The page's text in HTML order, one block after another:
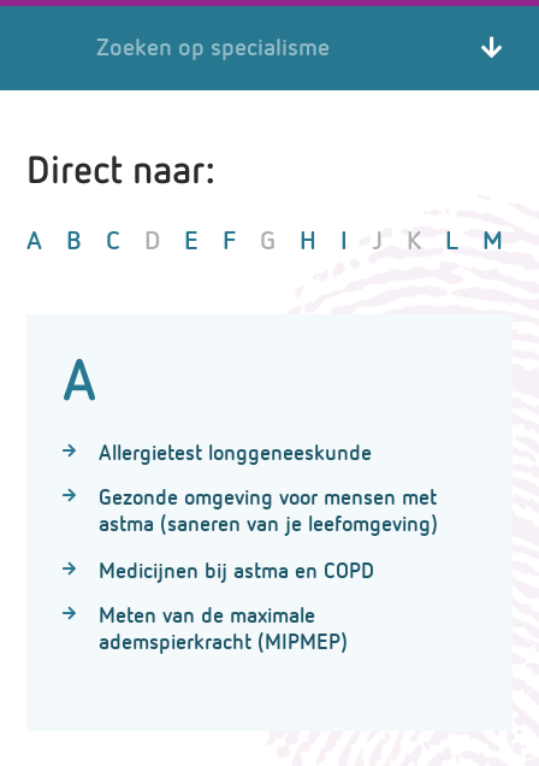
Zoeken op specialisme
Direct naar:
A B C D E F G H I J K L M
A
Allergietest longgeneeskunde
Gezonde omgeving voor mensen met
astma (saneren van je leefomgeving)
Medicijnen bij astma en COPD
Meten van de maximale
ademspierkracht (MIPMEP)